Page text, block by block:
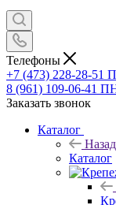
Телефоны
+7 (473) 228-28-51
8 (961) 109-06-41
Заказать звонок
Каталог
Назад
Каталог